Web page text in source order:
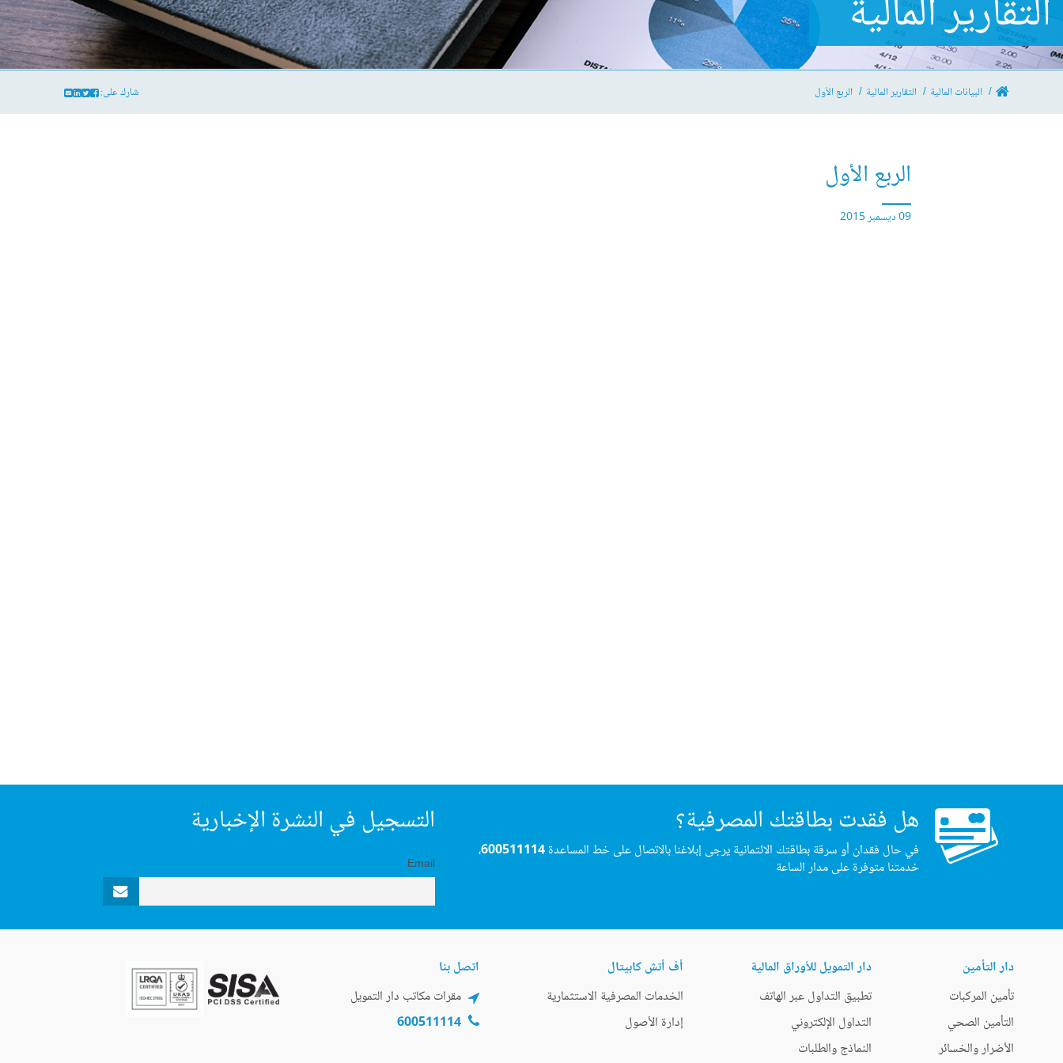
التقارير المالية
البيانات المالية التقارير المالية الربع الأول شارك على:
الربع الأول
09 ديسمبر 2015
هل فقدت بطاقتك المصرفية؟
في حال فقدان أو سرقة بطاقتك الائتمانية يرجى إبلاغنا بالاتصال على خط المساعدة600511114،
خدمتنا متوفرة على مدار الساعة
التسجيل في النشرة الإخبارية
Email
دار التأمين
تأمين المركبات
التأمين الصحي
الأضرار والخسائر
دار التمويل للأوراق المالية
تطبيق التداول عبر الهاتف
التداول الإلكتروني
النماذج والطلبات
أف أتش كابيتال
الخدمات المصرفية الاستثمارية
إدارة الأصول
اتصل بنا
مقرات مكاتب دار التمويل
600511114